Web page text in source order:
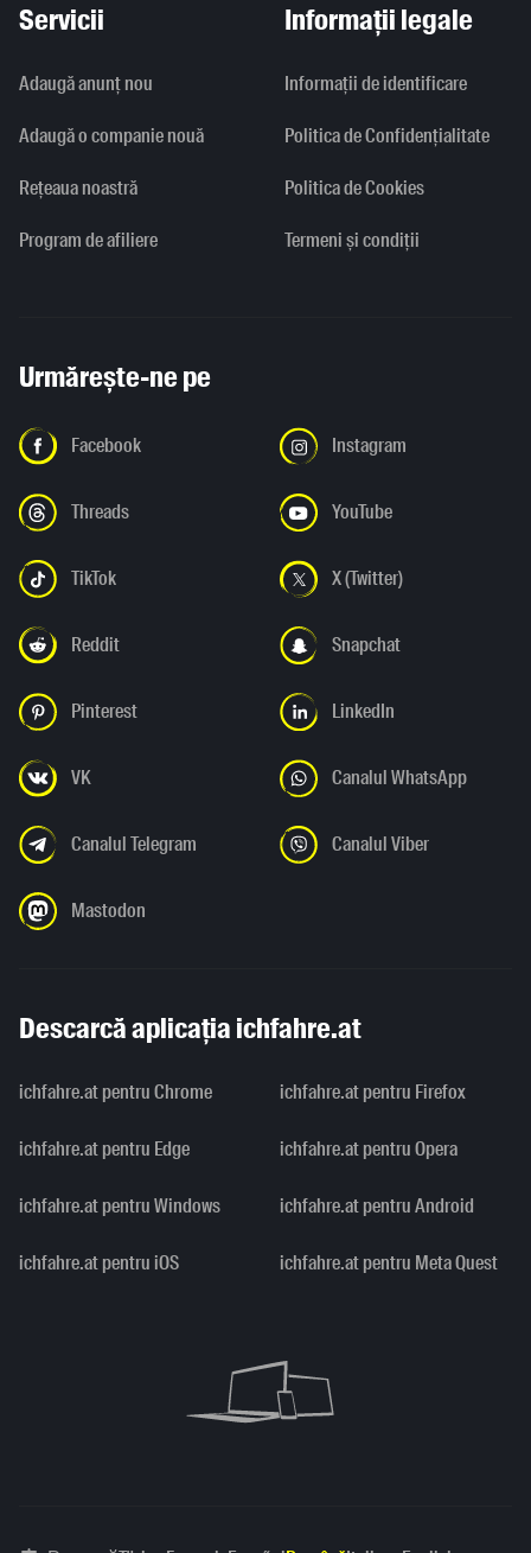
Servicii
Adaugă anunț nou
Adaugă o companie nouă
Rețeaua noastră
Program de afiliere
Informații legale
Informaţii de identificare
Politica de Confidențialitate
Politica de Cookies
Termeni și condiții
Urmărește-ne pe
Facebook Instagram
Threads YouTube
TikTok X (Twitter)
Reddit Snapchat
Pinterest LinkedIn
VK Canalul WhatsApp
Canalul Telegram Canalul Viber
Mastodon
Descarcă aplicația ichfahre.at
ichfahre.at pentru Chrome ichfahre.at pentru Firefox
ichfahre.at pentru Edge ichfahre.at pentru Opera
ichfahre.at pentru Windows ichfahre.at pentru Android
ichfahre.at pentru iOS ichfahre.at pentru Meta Quest